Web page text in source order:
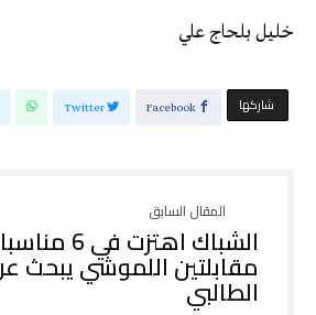
خليل‭ ‬بلحاج‭ ‬علي
‫‫ شاركها‬ Facebook
Twitter
‬الطالبي